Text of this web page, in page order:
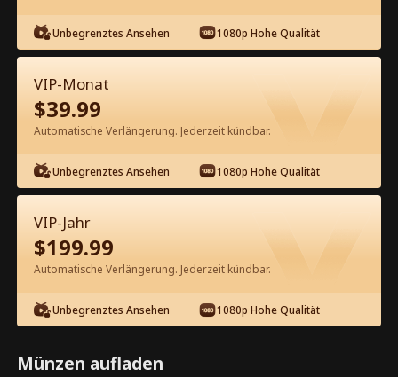
Kostenlos in der App ansehen
Episode 18 - Deine unerwünschte
Mutter ist mein Schatz Kompletter
Film
1-50 51-69
18 19 21 22
Unbegrenztes Ansehen 1080p Hohe Qualität
VIP-Monat
$39.99
Automatische Verlängerung. Jederzeit kündbar.
Unbegrenztes Ansehen 1080p Hohe Qualität
VIP-Jahr
$199.99
Automatische Verlängerung. Jederzeit kündbar.
Unbegrenztes Ansehen 1080p Hohe Qualität
Münzen aufladen